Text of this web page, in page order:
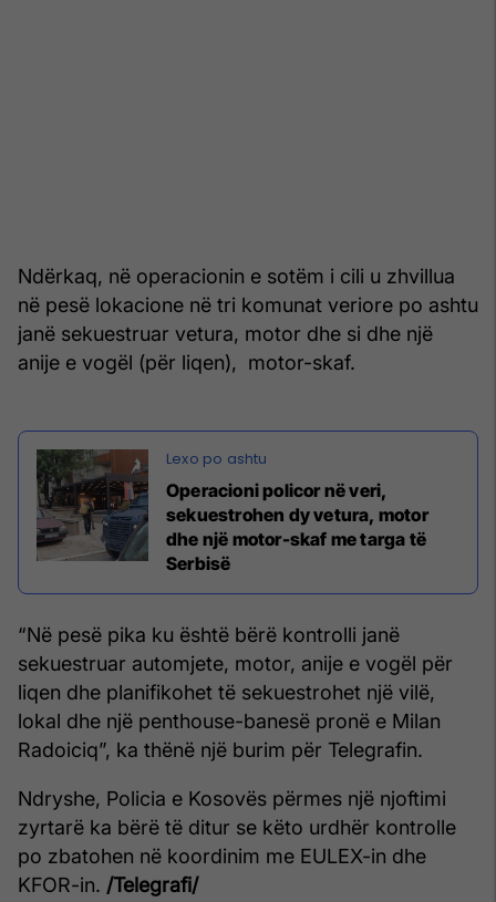
Ndërkaq, në operacionin e sotëm i cili u zhvillua
në pesë lokacione në tri komunat veriore po ashtu
janë sekuestruar vetura, motor dhe si dhe një
anije e vogël (për liqen), motor-skaf.
Operacioni policor në veri,
sekuestrohen dy vetura, motor
dhe një motor-skaf me targa të
Serbisë
“Në pesë pika ku është bërë kontrolli janë
sekuestruar automjete, motor, anije e vogël për
liqen dhe planifikohet të sekuestrohet një vilë,
lokal dhe një penthouse-banesë pronë e Milan
Radoiciq”, ka thënë një burim për Telegrafin.
Ndryshe, Policia e Kosovës përmes një njoftimi
zyrtarë ka bërë të ditur se këto urdhër kontrolle
po zbatohen në koordinim me EULEX-in dhe
KFOR-in. /Telegrafi/